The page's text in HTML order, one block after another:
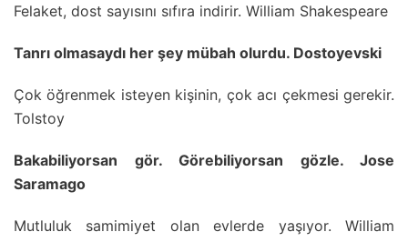
Felaket, dost sayısını sıfıra indirir. William Shakespeare
Tanrı olmasaydı her şey mübah olurdu. Dostoyevski
Çok öğrenmek isteyen kişinin, çok acı çekmesi gerekir.
Tolstoy
Bakabiliyorsan gör. Görebiliyorsan gözle. Jose
Saramago
Mutluluk samimiyet olan evlerde yaşıyor. William